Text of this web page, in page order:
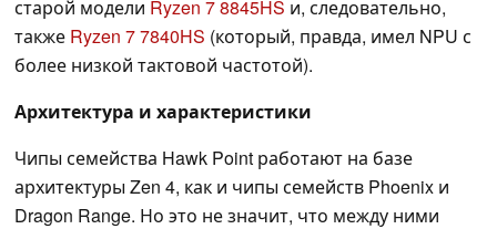
старой модели Ryzen 7 8845HS и, следовательно,
также Ryzen 7 7840HS (который, правда, имел NPU с
более низкой тактовой частотой).
Архитектура и характеристики
Чипы семейства Hawk Point работают на базе
архитектуры Zen 4, как и чипы семейств Phoenix и
Dragon Range. Но это не значит, что между ними